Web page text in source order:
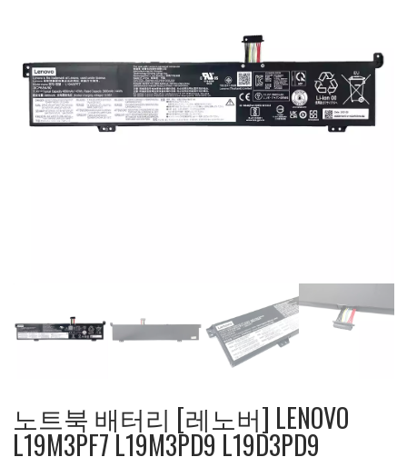
노트북 배터리 [레노버] LENOVO
L19M3PF7 L19M3PD9 L19D3PD9